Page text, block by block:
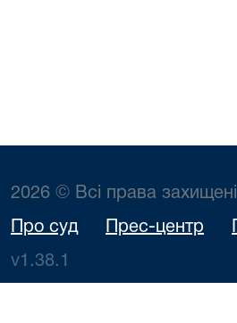
2026 © Всі права захищені
Про суд Прес-центр
v1.38.1